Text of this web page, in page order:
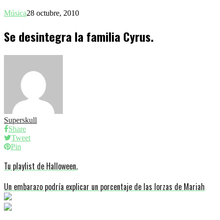
Música28 octubre, 2010
Se desintegra la familia Cyrus.
Superskull
Share
Tweet
Pin
Tu playlist de Halloween.
Un embarazo podría explicar un porcentaje de las lorzas de Mariah